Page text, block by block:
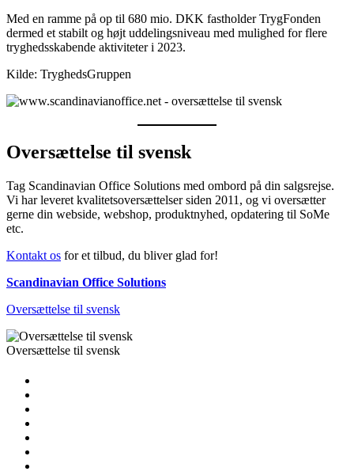
Med en ramme på op til 680 mio. DKK fastholder TrygFonden
dermed et stabilt og højt uddelingsniveau med mulighed for flere
tryghedsskabende aktiviteter i 2023.
Kilde: TryghedsGruppen
Oversættelse til svensk
Tag Scandinavian Office Solutions med ombord på din salgsrejse.
Vi har leveret kvalitetsoversættelser siden 2011, og vi oversætter
gerne din webside, webshop, produktnyhed, opdatering til SoMe
etc.
Kontakt os for et tilbud, du bliver glad for!
Scandinavian Office Solutions
Oversættelse til svensk
Oversættelse til svensk